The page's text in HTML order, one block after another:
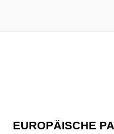
EUROPÄISCHE